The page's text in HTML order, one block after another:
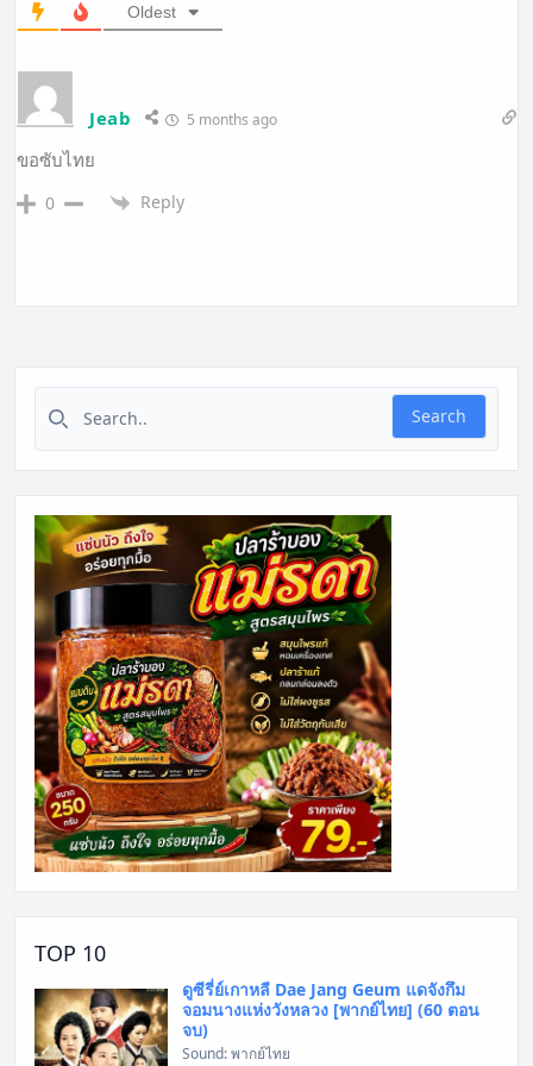
Oldest
Jeab 5 months ago
ขอซับไทย
0 Reply
Search for:
Search
TOP 10
ดูซีรี่ย์เกาหลี Dae Jang Geum แดจังกึม
จอมนางแห่งวังหลวง [พากย์ไทย] (60 ตอน
จบ)
Sound: พากย์ไทย